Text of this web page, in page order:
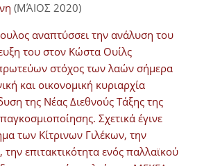
(ΜΆΙΟΣ 2020)
αναπτύσσει την ανάλυση του
του στον Κώστα Ουίλς
στόχος των λαών σήμερα
και οικονομική κυριαρχία
της Νέας Διεθνούς Τάξης της
Σχετικά έγινε
των Κίτρινων Γιλέκων, την
την επιτακτικότητα ενός παλλαϊκού